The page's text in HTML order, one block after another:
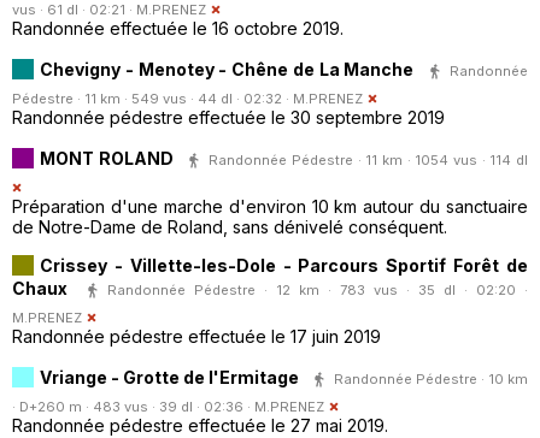
vus · 61 dl · 02:21 · M.PRENEZ
Randonnée effectuée le 16 octobre 2019.
Chevigny - Menotey - Chêne de La Manche
Randonnée
Pédestre · 11 km · 549 vus · 44 dl · 02:32 · M.PRENEZ
Randonnée pédestre effectuée le 30 septembre 2019
MONT ROLAND
Randonnée Pédestre · 11 km · 1054 vus · 114 dl
Préparation d'une marche d'environ 10 km autour du sanctuaire
de Notre-Dame de Roland, sans dénivelé conséquent.
Crissey - Villette-les-Dole - Parcours Sportif Forêt de
Chaux
Randonnée Pédestre · 12 km · 783 vus · 35 dl · 02:20 ·
M.PRENEZ
Randonnée pédestre effectuée le 17 juin 2019
Vriange - Grotte de l'Ermitage
Randonnée Pédestre · 10 km
· D+260 m · 483 vus · 39 dl · 02:36 · M.PRENEZ
Randonnée pédestre effectuée le 27 mai 2019.